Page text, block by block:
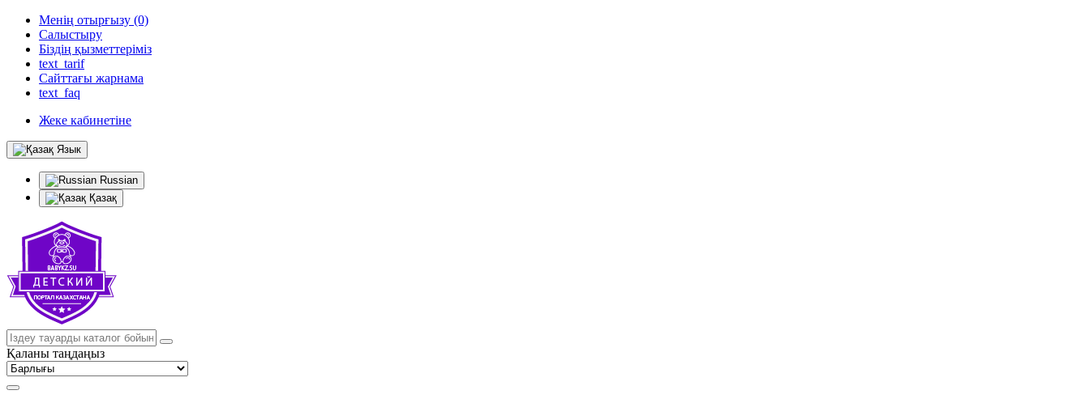
Менің отырғызу (0)
Салыстыру
Біздің қызметтеріміз
text_tarif
Сайттағы жарнама
text_faq
Жеке кабинетіне
Язык
Russian
Қазақ
Қаланы таңдаңыз